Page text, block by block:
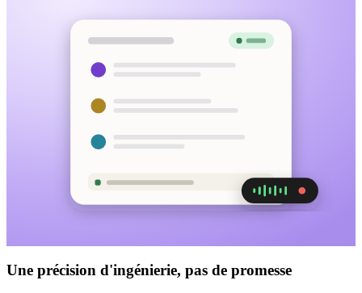
Une précision d'ingénierie, pas de promesse